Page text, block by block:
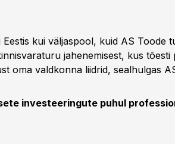
kui väljaspool, kuid AS Toode
jahenemisest, kus tõesti
oma valdkonna liidrid, sealhulgas
investeeringute puhul